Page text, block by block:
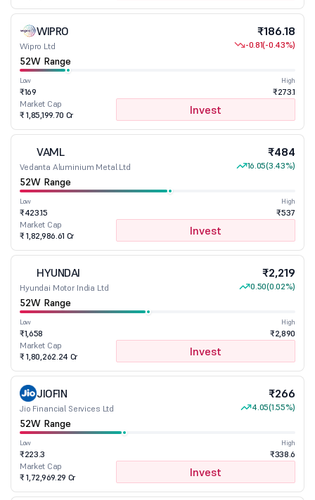
WIPRO
Wipro Ltd
₹186.18
-0.81(-0.43%)
52W Range
Low
₹169
High
₹273.1
Market Cap
₹ 1,85,199.70 Cr
Invest
VAML
Vedanta Aluminium Metal Ltd
₹484
16.05(3.43%)
52W Range
Low
₹423.15
High
₹537
Market Cap
₹ 1,82,986.61 Cr
Invest
HYUNDAI
Hyundai Motor India Ltd
₹2,219
0.50(0.02%)
52W Range
Low
₹1,658
High
₹2,890
Market Cap
₹ 1,80,262.24 Cr
Invest
JIOFIN
Jio Financial Services Ltd
₹266
4.05(1.55%)
52W Range
Low
₹223.3
High
₹338.6
Market Cap
₹ 1,72,969.29 Cr
Invest